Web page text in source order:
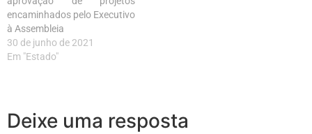
encaminhados pelo Executivo
à Assembleia
30 de junho de 2021
Em "Estado"
Deixe uma resposta